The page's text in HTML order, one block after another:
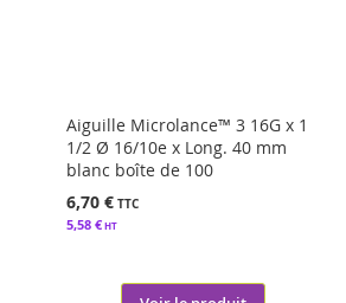
Aiguille Microlance™ 3 16G x 1
1/2 Ø 16/10e x Long. 40 mm
blanc boîte de 100
6,70 €
5,58 €